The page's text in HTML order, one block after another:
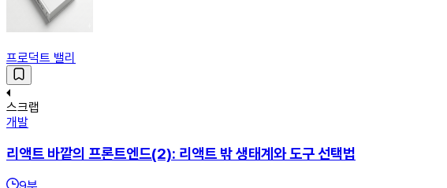
프로덕트 밸리
스크랩
개발
리액트 바깥의 프론트엔드(2): 리액트 밖 생태계와 도구 선택법